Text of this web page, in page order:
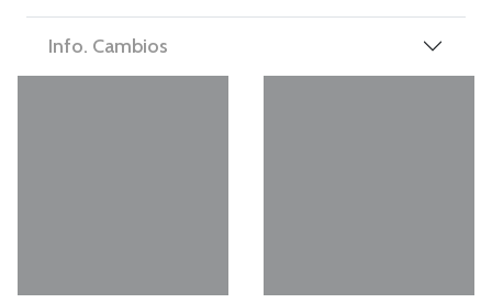
Info. Cambios